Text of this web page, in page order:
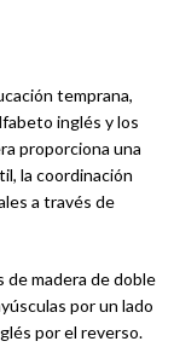
temprana,
inglés y los
proporciona una
la coordinación
a través de
madera de doble
por un lado
por el reverso.